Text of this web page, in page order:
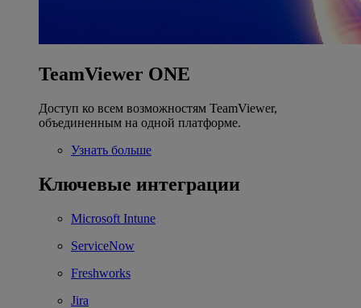
TeamViewer ONE
Доступ ко всем возможностям TeamViewer,
объединенным на одной платформе.
Узнать больше
Ключевые интеграции
Microsoft Intune
ServiceNow
Freshworks
Jira